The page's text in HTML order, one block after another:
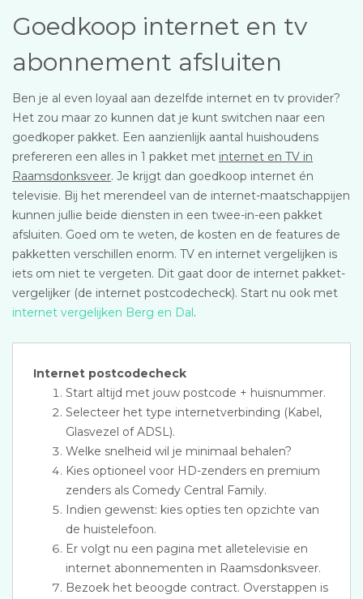
Goedkoop internet en tv
abonnement afsluiten
Ben je al even loyaal aan dezelfde internet en tv provider?
Het zou maar zo kunnen dat je kunt switchen naar een
goedkoper pakket. Een aanzienlijk aantal huishoudens
prefereren een alles in 1 pakket met internet en TV in
Raamsdonksveer. Je krijgt dan goedkoop internet én
televisie. Bij het merendeel van de internet-maatschappijen
kunnen jullie beide diensten in een twee-in-een pakket
afsluiten. Goed om te weten, de kosten en de features de
pakketten verschillen enorm. TV en internet vergelijken is
iets om niet te vergeten. Dit gaat door de internet pakket-
vergelijker (de internet postcodecheck). Start nu ook met
internet vergelijken Berg en Dal.
Internet postcodecheck
Start altijd met jouw postcode + huisnummer.
Selecteer het type internetverbinding (Kabel,
Glasvezel of ADSL).
Welke snelheid wil je minimaal behalen?
Kies optioneel voor HD-zenders en premium
zenders als Comedy Central Family.
Indien gewenst: kies opties ten opzichte van
de huistelefoon.
Er volgt nu een pagina met alletelevisie en
internet abonnementen in Raamsdonksveer.
Bezoek het beoogde contract. Overstappen is